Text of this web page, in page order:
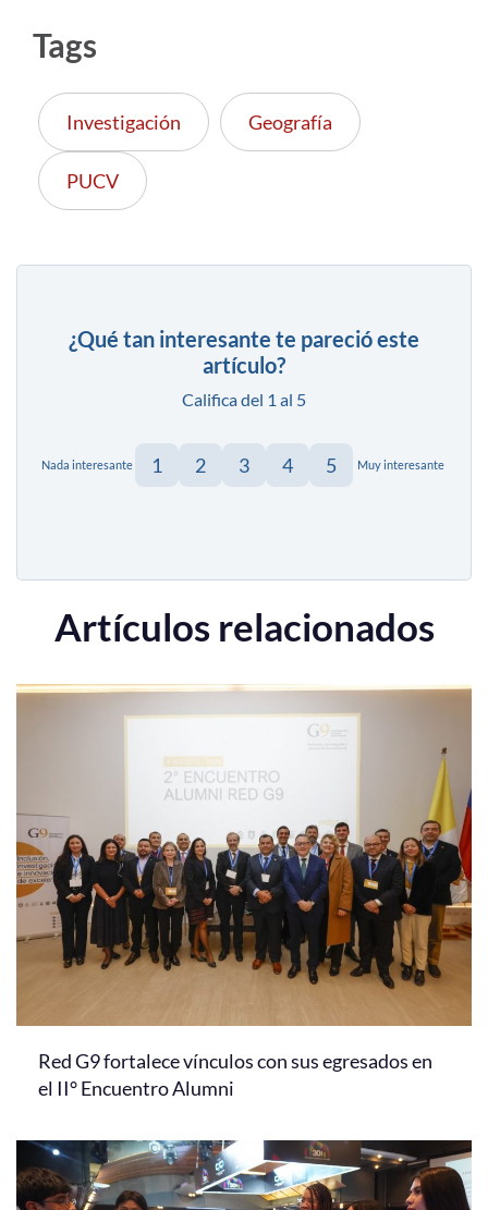
Tags
Investigación Geografía
PUCV
¿Qué tan interesante te pareció este
artículo?
Califica del 1 al 5
Nada interesante 1 2 3 4 5 Muy interesante
Artículos relacionados
Red G9 fortalece vínculos con sus egresados en
el II° Encuentro Alumni